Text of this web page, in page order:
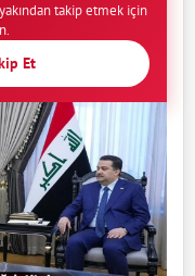
takip etmek için
Et